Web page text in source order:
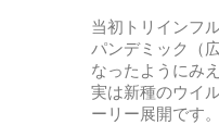
当初トリインフ
パンデミック（
なったようにみ
実は新種のウイ
ーリー展開です。